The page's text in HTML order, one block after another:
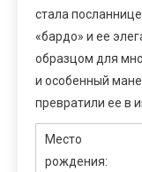
стала
«бардо» и ее
образцом для
и особенный
превратили ее в
Место
рождения: